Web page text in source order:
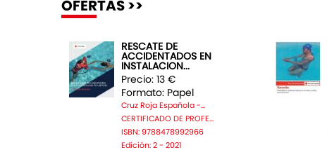
OFERTAS >>
RESCATE DE
ACCIDENTADOS EN
INSTALACION...
Precio: 13 €
Formato: Papel
Cruz Roja Española -...
CERTIFICADO DE PROFE...
ISBN: 9788478992966
Edición: 2 - 2021